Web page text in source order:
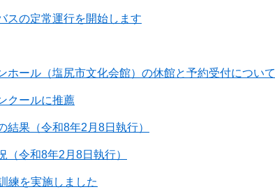
スの定常運行を開始します
ホール（塩尻市文化会館）の休館と予約受付について
クールに推薦
果（令和8年2月8日執行）
令和8年2月8日執行）
練を実施しました